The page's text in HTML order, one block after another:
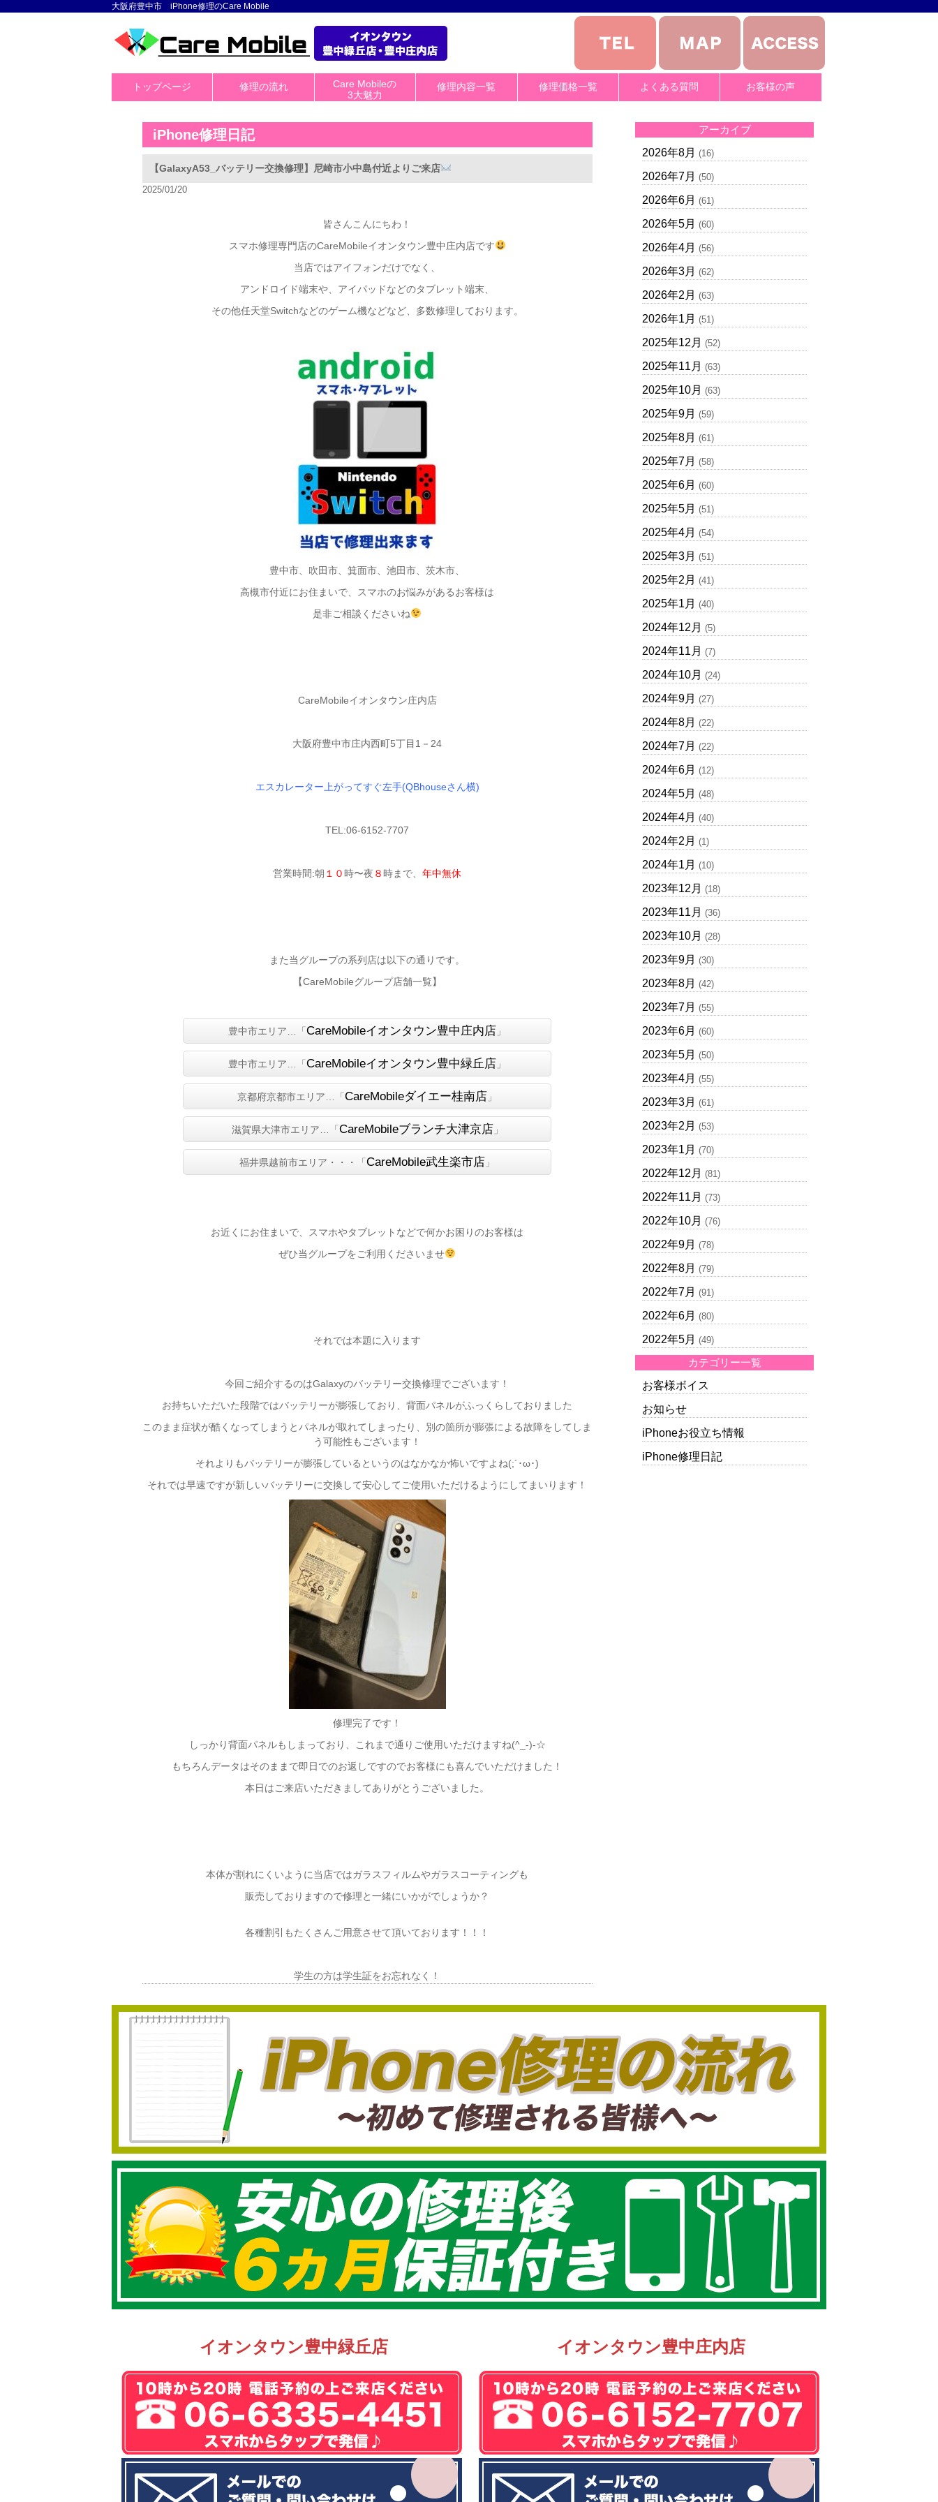
大阪府豊中市 iPhone修理のCare Mobile
トップページ 修理の流れ
Care Mobileの
3大魅力
修理内容一覧 修理価格一覧 よくある質問 お客様の声
iPhone修理日記
【GalaxyA53_バッテリー交換修理】尼崎市小中島付近よりご来店
2025/01/20
皆さんこんにちわ！
スマホ修理専門店のCareMobileイオンタウン豊中庄内店です
当店ではアイフォンだけでなく、
アンドロイド端末や、アイパッドなどのタブレット端末、
その他任天堂Switchなどのゲーム機などなど、多数修理しております。
豊中市、吹田市、箕面市、池田市、茨木市、
高槻市付近にお住まいで、スマホのお悩みがあるお客様は
是非ご相談くださいね
CareMobileイオンタウン庄内店
大阪府豊中市庄内西町5丁目1－24
エスカレーター上がってすぐ左手(QBhouseさん横)
TEL:06-6152-7707
営業時間:朝 １０ 時〜夜 ８ 時まで、年中無休
また当グループの系列店は以下の通りです。
【CareMobileグループ店舗一覧】
豊中市エリア…「CareMobileイオンタウン豊中庄内店 」
豊中市エリア…「CareMobileイオンタウン豊中緑丘店 」
京都府京都市エリア…「CareMobileダイエー桂南店 」
滋賀県大津市エリア…「 CareMobileブランチ大津京店 」
福井県越前市エリア・・・「CareMobile武生楽市店 」
お近くにお住まいで、スマホやタブレットなどで何かお困りのお客様は
ぜひ当グループをご利用くださいませ
それでは本題に入ります
今回ご紹介するのはGalaxyのバッテリー交換修理でございます！
お持ちいただいた段階ではバッテリーが膨張しており、背面パネルがふっくらしておりました
このまま症状が酷くなってしまうとパネルが取れてしまったり、別の箇所が膨張による故障をしてしま
う可能性もございます！
それよりもバッテリーが膨張しているというのはなかなか怖いですよね(;´･ω･)
それでは早速ですが新しいバッテリーに交換して安心してご使用いただけるようにしてまいります！
修理完了です！
しっかり背面パネルもしまっており、これまで通りご使用いただけますね(^_-)-☆
もちろんデータはそのままで即日でのお返しですのでお客様にも喜んでいただけました！
本日はご来店いただきましてありがとうございました。
本体が割れにくいように当店ではガラスフィルムやガラスコーティングも
販売しておりますので修理と一緒にいかがでしょうか？
各種割引もたくさんご用意させて頂いております！！！
学生の方は学生証をお忘れなく！
アーカイブ
2026年8月 (16)
2026年7月 (50)
2026年6月 (61)
2026年5月 (60)
2026年4月 (56)
2026年3月 (62)
2026年2月 (63)
2026年1月 (51)
2025年12月 (52)
2025年11月 (63)
2025年10月 (63)
2025年9月 (59)
2025年8月 (61)
2025年7月 (58)
2025年6月 (60)
2025年5月 (51)
2025年4月 (54)
2025年3月 (51)
2025年2月 (41)
2025年1月 (40)
2024年12月 (5)
2024年11月 (7)
2024年10月 (24)
2024年9月 (27)
2024年8月 (22)
2024年7月 (22)
2024年6月 (12)
2024年5月 (48)
2024年4月 (40)
2024年2月 (1)
2024年1月 (10)
2023年12月 (18)
2023年11月 (36)
2023年10月 (28)
2023年9月 (30)
2023年8月 (42)
2023年7月 (55)
2023年6月 (60)
2023年5月 (50)
2023年4月 (55)
2023年3月 (61)
2023年2月 (53)
2023年1月 (70)
2022年12月 (81)
2022年11月 (73)
2022年10月 (76)
2022年9月 (78)
2022年8月 (79)
2022年7月 (91)
2022年6月 (80)
2022年5月 (49)
カテゴリー一覧
お客様ボイス
お知らせ
iPhoneお役立ち情報
iPhone修理日記
イオンタウン豊中緑丘店 イオンタウン豊中庄内店